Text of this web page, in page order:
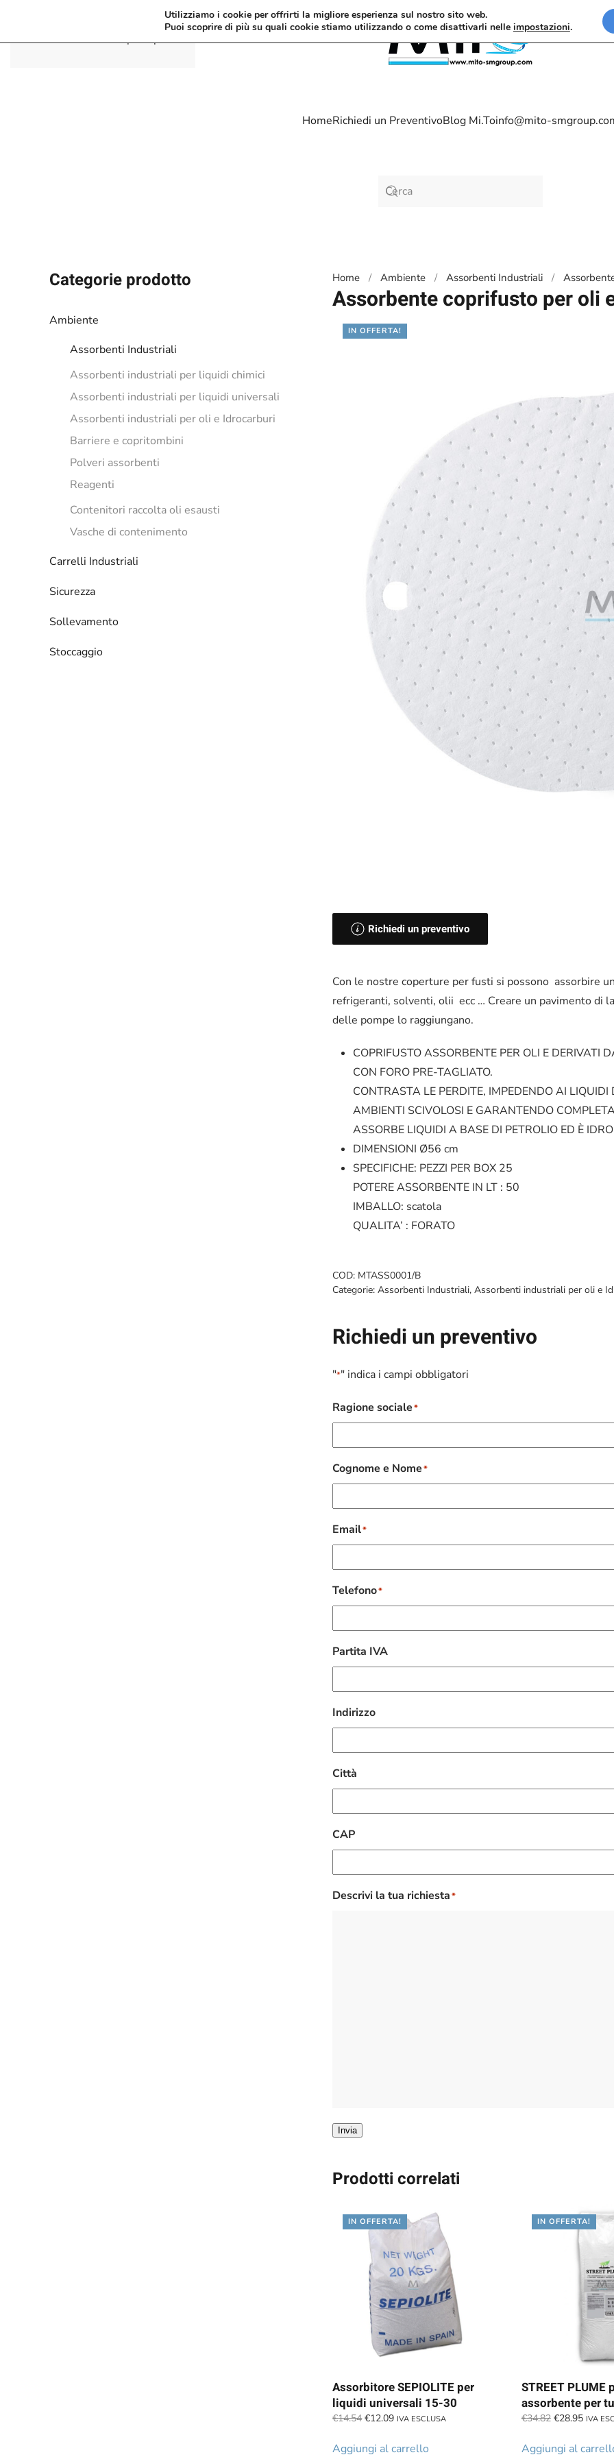
Passa al contenuto principale
HomeRichiedi un PreventivoBlog Mi.Toinfo@mito-
Categorie prodotto
Ambiente
Assorbenti Industriali
Assorbenti industriali per liquidi chimici
Assorbenti industriali per liquidi universali
Assorbenti industriali per oli e Idrocarburi
Barriere e copritombini
Polveri assorbenti
Reagenti
Contenitori raccolta oli esausti
Vasche di contenimento
Carrelli Industriali
Sicurezza
Sollevamento
Stoccaggio
Home Ambiente Assorbenti Industriali
Assorbente coprifusto per oli
IN OFFERTA!
Richiedi un preventivo
Con le nostre coperture per fusti si possono assorbire
refrigeranti, solventi, olii ecc … Creare un pavimento di
delle pompe lo raggiungano.
COPRIFUSTO ASSORBENTE PER OLI E DERIVATI
CON FORO PRE-TAGLIATO.
CONTRASTA LE PERDITE, IMPEDENDO AI
AMBIENTI SCIVOLOSI E GARANTENDO
ASSORBE LIQUIDI A BASE DI PETROLIO ED È
DIMENSIONI Ø56 cm
SPECIFICHE: PEZZI PER BOX 25
POTERE ASSORBENTE IN LT : 50
IMBALLO: scatola
QUALITA’ : FORATO
COD: MTASS0001/B
Categorie:Assorbenti Industriali,Assorbenti industriali per oli e
Richiedi un preventivo
"*" indica i campi obbligatori
Ragione sociale*
Cognome e Nome*
Email*
Telefono*
Partita IVA
Indirizzo
Città
CAP
Descrivi la tua richiesta*
Invia
Prodotti correlati
IN OFFERTA!
Assorbitore SEPIOLITE per
liquidi universali 15-30
€14.54Il
originale
€12.09Il
attuale
IVA ESCLUSA
Aggiungi al carrello
IN OFFERTA!
STREET PLUME
assorbente per
€34.82 Il
originale
€28.95Il
attuale
IVA
Aggiungi al
Utilizziamo i cookie per offrirti la migliore esperienza sul nostro sito web.
Puoi scoprire di più su quali cookie stiamo utilizzando o come disattivarli nelle impostazioni.